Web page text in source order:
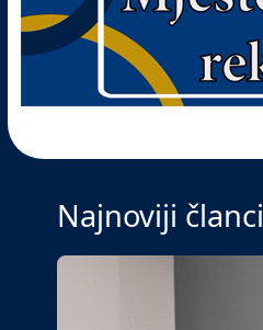
Najnoviji članci